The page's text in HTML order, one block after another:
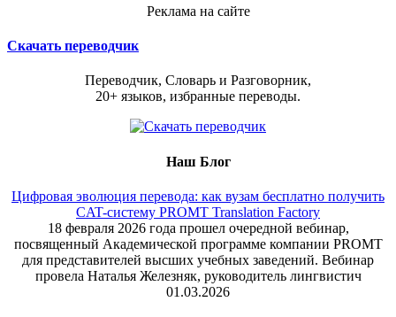
Реклама на сайте
Скачать переводчик
Переводчик, Словарь и Разговорник,
20+ языков, избранные переводы.
Наш Блог
Цифровая эволюция перевода: как вузам бесплатно получить
CAT-систему PROMT Translation Factory
18 февраля 2026 года прошел очередной вебинар,
посвященный Академической программе компании PROMT
для представителей высших учебных заведений. Вебинар
провела Наталья Железняк, руководитель лингвистич
01.03.2026